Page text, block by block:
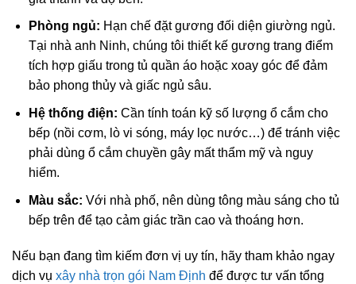
Phòng ngủ: Hạn chế đặt gương đối diện giường ngủ.
Tại nhà anh Ninh, chúng tôi thiết kế gương trang điểm
tích hợp giấu trong tủ quần áo hoặc xoay góc để đảm
bảo phong thủy và giấc ngủ sâu.
Hệ thống điện: Cần tính toán kỹ số lượng ổ cắm cho
bếp (nồi cơm, lò vi sóng, máy lọc nước…) để tránh việc
phải dùng ổ cắm chuyền gây mất thẩm mỹ và nguy
hiểm.
Màu sắc: Với nhà phố, nên dùng tông màu sáng cho tủ
bếp trên để tạo cảm giác trần cao và thoáng hơn.
Nếu bạn đang tìm kiếm đơn vị uy tín, hãy tham khảo ngay
dịch vụ xây nhà trọn gói Nam Định để được tư vấn tổng